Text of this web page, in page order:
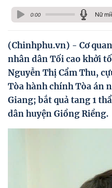
Chính sách và cuộc sống
Phát triển kinh tế tư nhân
Ocop và chuỗi giá trị Nông
Kinh tế tư nhân
Doanh nghiệp dân tộc
0:00 Nữ
(Chinhphu.vn) - Cơ
nhân dân Tối cao khởi
Nguyễn Thị Cẩm Thu,
Tòa hành chính Tòa án
Giang; bắt quả tang 1
dân huyện Giồng Riềng.